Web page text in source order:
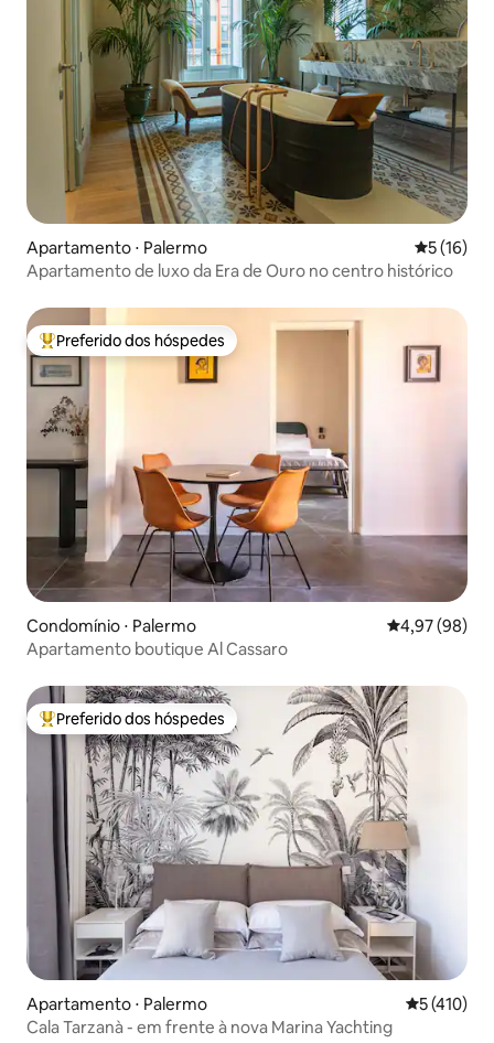
Apartamento ⋅ Palermo 5 de uma
5 (16)
Apartamento de luxo da Era de Ouro no centro histórico
Entre os melhores preferidos dos hóspedes
Preferido dos hóspedes
Condomínio ⋅ Palermo 4,97 de uma
4,97 (98)
Apartamento boutique Al Cassaro
Entre os melhores preferidos dos hóspedes
Preferido dos hóspedes
Apartamento ⋅ Palermo 5 de uma
5 (410)
Cala Tarzanà - em frente à nova Marina Yachting